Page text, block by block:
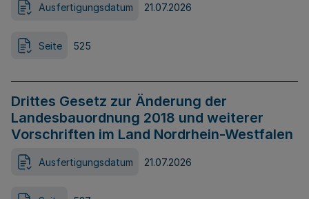
Ausfertigungsdatum 21.07.2026
Seite 525
Drittes Gesetz zur Änderung der
Landesbauordnung 2018 und weiterer
Vorschriften im Land Nordrhein-Westfalen
Ausfertigungsdatum 21.07.2026